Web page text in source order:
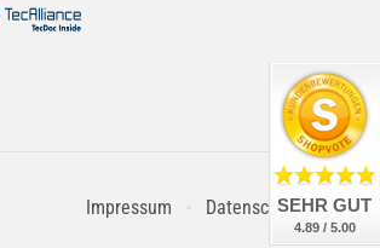
Impressum DatenschutzSEHR GUT
4.89 / 5.00